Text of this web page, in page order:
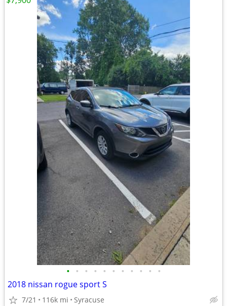
• • • • • • • • • • •
2018 nissan rogue sport S
7/21 116k mi Syracuse